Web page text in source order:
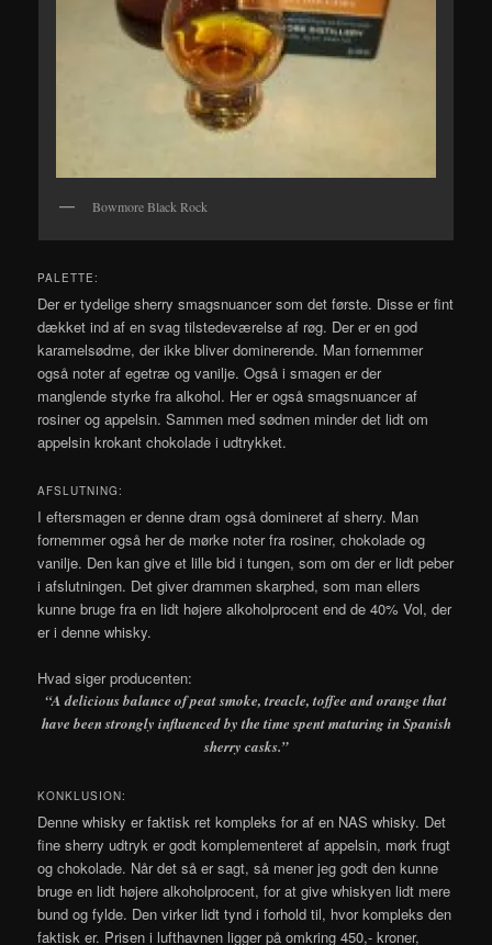
Bowmore Black Rock
PALETTE:
Der er tydelige sherry smagsnuancer som det første. Disse er fint
dækket ind af en svag tilstedeværelse af røg. Der er en god
karamelsødme, der ikke bliver dominerende. Man fornemmer
også noter af egetræ og vanilje. Også i smagen er der
manglende styrke fra alkohol. Her er også smagsnuancer af
rosiner og appelsin. Sammen med sødmen minder det lidt om
appelsin krokant chokolade i udtrykket.
AFSLUTNING:
I eftersmagen er denne dram også domineret af sherry. Man
fornemmer også her de mørke noter fra rosiner, chokolade og
vanilje. Den kan give et lille bid i tungen, som om der er lidt peber
i afslutningen. Det giver drammen skarphed, som man ellers
kunne bruge fra en lidt højere alkoholprocent end de 40% Vol, der
er i denne whisky.
Hvad siger producenten:
“A delicious balance of peat smoke, treacle, toffee and orange that
have been strongly influenced by the time spent maturing in Spanish
sherry casks.”
KONKLUSION:
Denne whisky er faktisk ret kompleks for af en NAS whisky. Det
fine sherry udtryk er godt komplementeret af appelsin, mørk frugt
og chokolade. Når det så er sagt, så mener jeg godt den kunne
bruge en lidt højere alkoholprocent, for at give whiskyen lidt mere
bund og fylde. Den virker lidt tynd i forhold til, hvor kompleks den
faktisk er. Prisen i lufthavnen ligger på omkring 450,- kroner,